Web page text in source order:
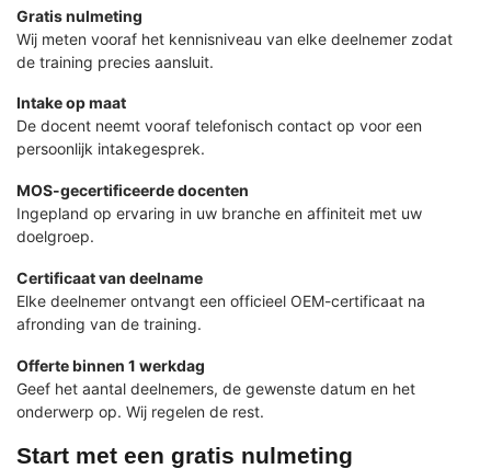
Gratis nulmeting
Wij meten vooraf het kennisniveau van elke deelnemer zodat
de training precies aansluit.
Intake op maat
De docent neemt vooraf telefonisch contact op voor een
persoonlijk intakegesprek.
MOS-gecertificeerde docenten
Ingepland op ervaring in uw branche en affiniteit met uw
doelgroep.
Certificaat van deelname
Elke deelnemer ontvangt een officieel OEM-certificaat na
afronding van de training.
Offerte binnen 1 werkdag
Geef het aantal deelnemers, de gewenste datum en het
onderwerp op. Wij regelen de rest.
Start met een gratis nulmeting